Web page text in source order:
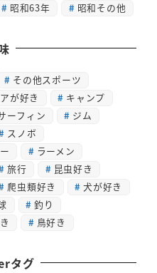
昭和63年 昭和その他
その他スポーツ
が好き
キャンプ
ーフィン
ジム
スノボ
ラーメン
旅行
昆虫好き
爬虫類好き
犬が好き
釣り
鳥好き
タグ